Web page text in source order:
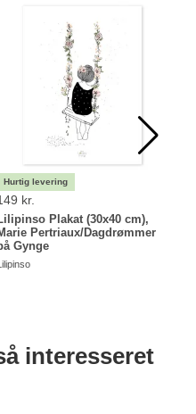
kr.
Plakat (30x40 cm),
Pertriaux/Dagdrømmer
Gynge
interesseret